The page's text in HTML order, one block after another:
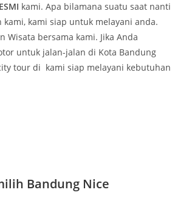
kami. Apa bilamana suatu saat nanti
kami, kami siap untuk melayani anda.
Wisata bersama kami. Jika Anda
untuk jalan-jalan di Kota Bandung
tour di kami siap melayani kebutuhan
Bandung Nice